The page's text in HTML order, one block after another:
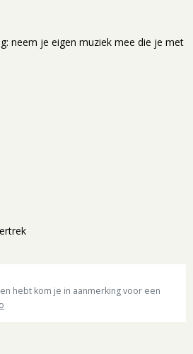
neem je eigen muziek mee die je met
hebt kom je in aanmerking voor een